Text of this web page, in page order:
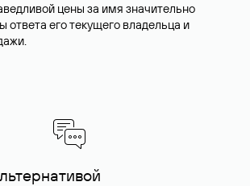
цены за имя значительно
ответа его текущего владельца и